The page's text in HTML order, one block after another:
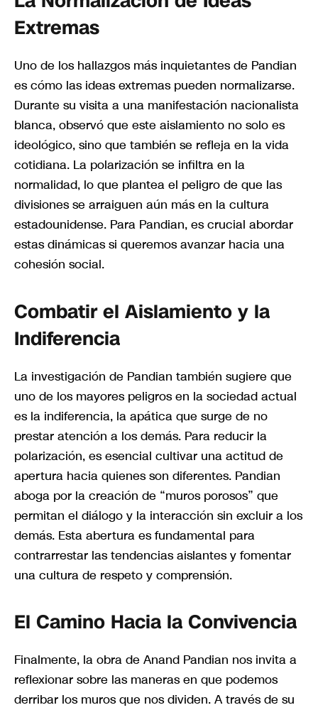
Extremas
Uno de los hallazgos más inquietantes de Pandian
es cómo las ideas extremas pueden normalizarse.
Durante su visita a una manifestación nacionalista
blanca, observó que este aislamiento no solo es
ideológico, sino que también se refleja en la vida
cotidiana. La polarización se infiltra en la
normalidad, lo que plantea el peligro de que las
divisiones se arraiguen aún más en la cultura
estadounidense. Para Pandian, es crucial abordar
estas dinámicas si queremos avanzar hacia una
cohesión social.
Combatir el Aislamiento y la
Indiferencia
La investigación de Pandian también sugiere que
uno de los mayores peligros en la sociedad actual
es la indiferencia, la apática que surge de no
prestar atención a los demás. Para reducir la
polarización, es esencial cultivar una actitud de
apertura hacia quienes son diferentes. Pandian
aboga por la creación de “muros porosos” que
permitan el diálogo y la interacción sin excluir a los
demás. Esta abertura es fundamental para
contrarrestar las tendencias aislantes y fomentar
una cultura de respeto y comprensión.
El Camino Hacia la Convivencia
Finalmente, la obra de Anand Pandian nos invita a
reflexionar sobre las maneras en que podemos
derribar los muros que nos dividen. A través de su